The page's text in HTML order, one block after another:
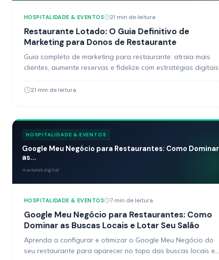
HOSPITALIDADE & EVENTOS 21 min de leitura
Restaurante Lotado: O Guia Definitivo de
Marketing para Donos de Restaurante
Guia completo de marketing para restaurante: atraia mais
clientes, aumente reservas e fidelize com estratégias digitais
21 min de leitura
HOSPITALIDADE & EVENTOS
Google Meu Negócio para Restaurantes: Como Dominar
as...
marketek.digital
HOSPITALIDADE & EVENTOS 7 min de leitura
Google Meu Negócio para Restaurantes: Como
Dominar as Buscas Locais e Lotar Seu Salão
Aprenda a configurar e otimizar o Google Meu Negócio do
seu restaurante para aparecer no topo das buscas locais e